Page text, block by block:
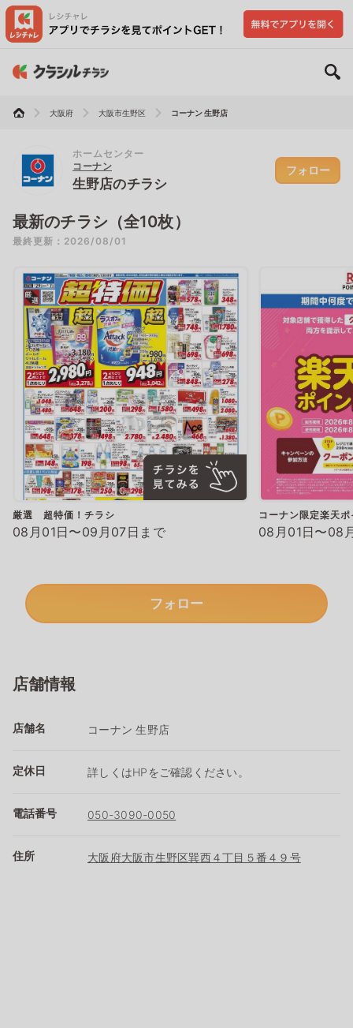
大阪府 大阪市生野区 コーナン 生野店
ホームセンター
コーナン
生野店のチラシ
フォロー
最新のチラシ（全10枚）
最終更新：2026/08/01
厳選 超特価！チラシ
08月01日〜09月07日まで
コーナン限定楽天
08月01日〜08
フォロー
店舗情報
店舗名 コーナン 生野店
定休日 詳しくはHPをご確認ください。
電話番号 050-3090-0050
住所 大阪府大阪市生野区巽西４丁目５番４９号